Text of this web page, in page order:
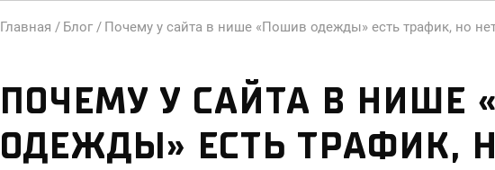
Главная / Блог / Почему у сайта в нише «Пошив одежды» есть трафик, но
ПОЧЕМУ У САЙТА В НИШЕ
ОДЕЖДЫ» ЕСТЬ ТРАФИК,